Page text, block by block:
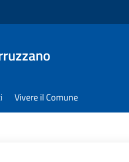
Vivere il Comune